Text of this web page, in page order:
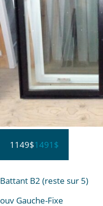
1149$1491$
Battant B2 (reste sur 5)
ouv Gauche-Fixe